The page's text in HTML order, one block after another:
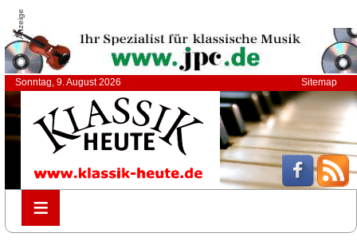
Anzeige
Sonntag, 9. August 2026 Sitemap
≡
≡